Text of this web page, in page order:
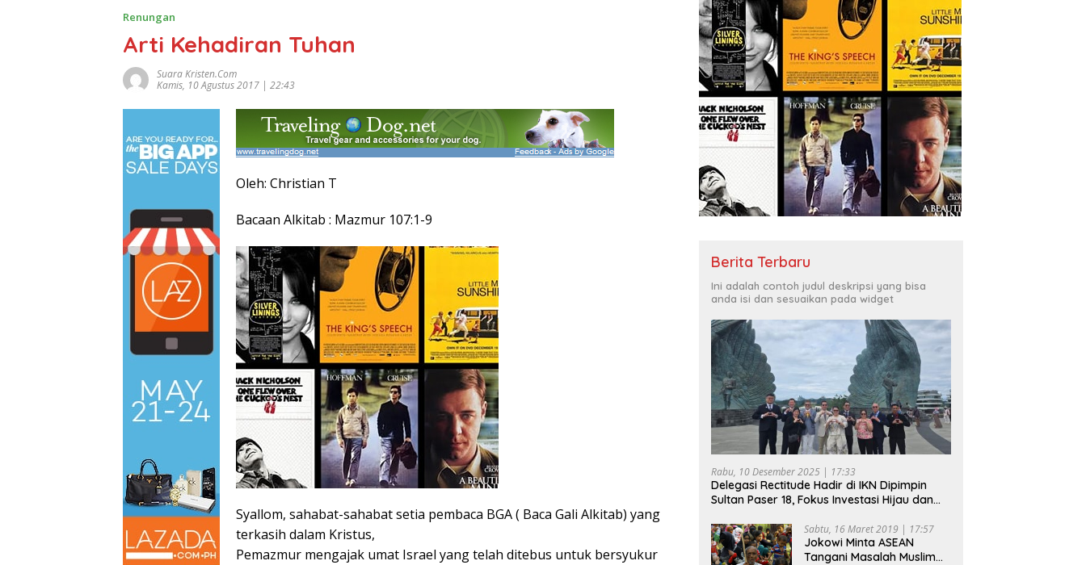
Renungan
Arti Kehadiran Tuhan
Suara Kristen.com
Kamis, 10 Agustus 2017 | 22:43
Oleh: Christian T
Bacaan Alkitab : Mazmur 107:1-9
Syallom, sahabat-sahabat setia pembaca BGA ( Baca Gali Alkitab) yang
terkasih dalam Kristus,
Pemazmur mengajak umat Israel yang telah ditebus untuk bersyukur
Berita Terbaru
Ini adalah contoh judul deskripsi yang bisa
anda isi dan sesuaikan pada widget
Rabu, 10 Desember 2025 | 17:33
Delegasi Rectitude Hadir di IKN Dipimpin
Sultan Paser 18, Fokus Investasi Hijau dan
Sabtu, 16 Maret 2019 | 17:57
Jokowi Minta ASEAN
Tangani Masalah Muslim